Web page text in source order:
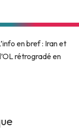
en bref : Iran et
rétrogradé en